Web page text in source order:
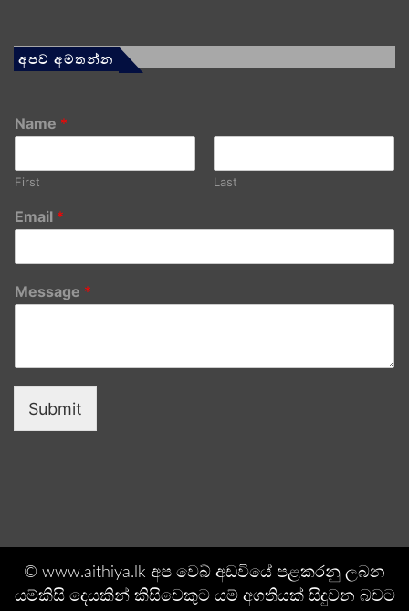
අපව අමතන්න
Name *
First Last
Email *
Message *
Submit
© www.aithiya.lk අප වෙබ් අඩවියේ පළකරනු ලබන
යම්කිසි දෙයකින් කිසිවෙකුට යම් අගතියක් සිදුවන බවට